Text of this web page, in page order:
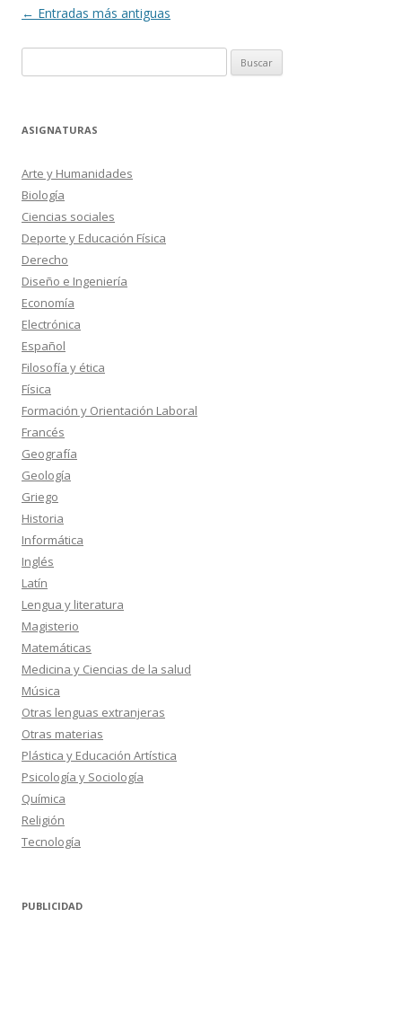
Navegación
← Entradas más antiguas
ASIGNATURAS
Arte y Humanidades
Biología
Ciencias sociales
Deporte y Educación Física
Derecho
Diseño e Ingeniería
Economía
Electrónica
Español
Filosofía y ética
Física
Formación y Orientación Laboral
Francés
Geografía
Geología
Griego
Historia
Informática
Inglés
Latín
Lengua y literatura
Magisterio
Matemáticas
Medicina y Ciencias de la salud
Música
Otras lenguas extranjeras
Otras materias
Plástica y Educación Artística
Psicología y Sociología
Química
Religión
Tecnología
PUBLICIDAD